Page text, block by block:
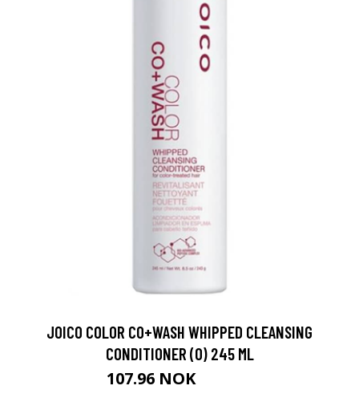
JOICO COLOR CO+WASH WHIPPED CLEANSING
CONDITIONER (O) 245 ML
107.96 NOK